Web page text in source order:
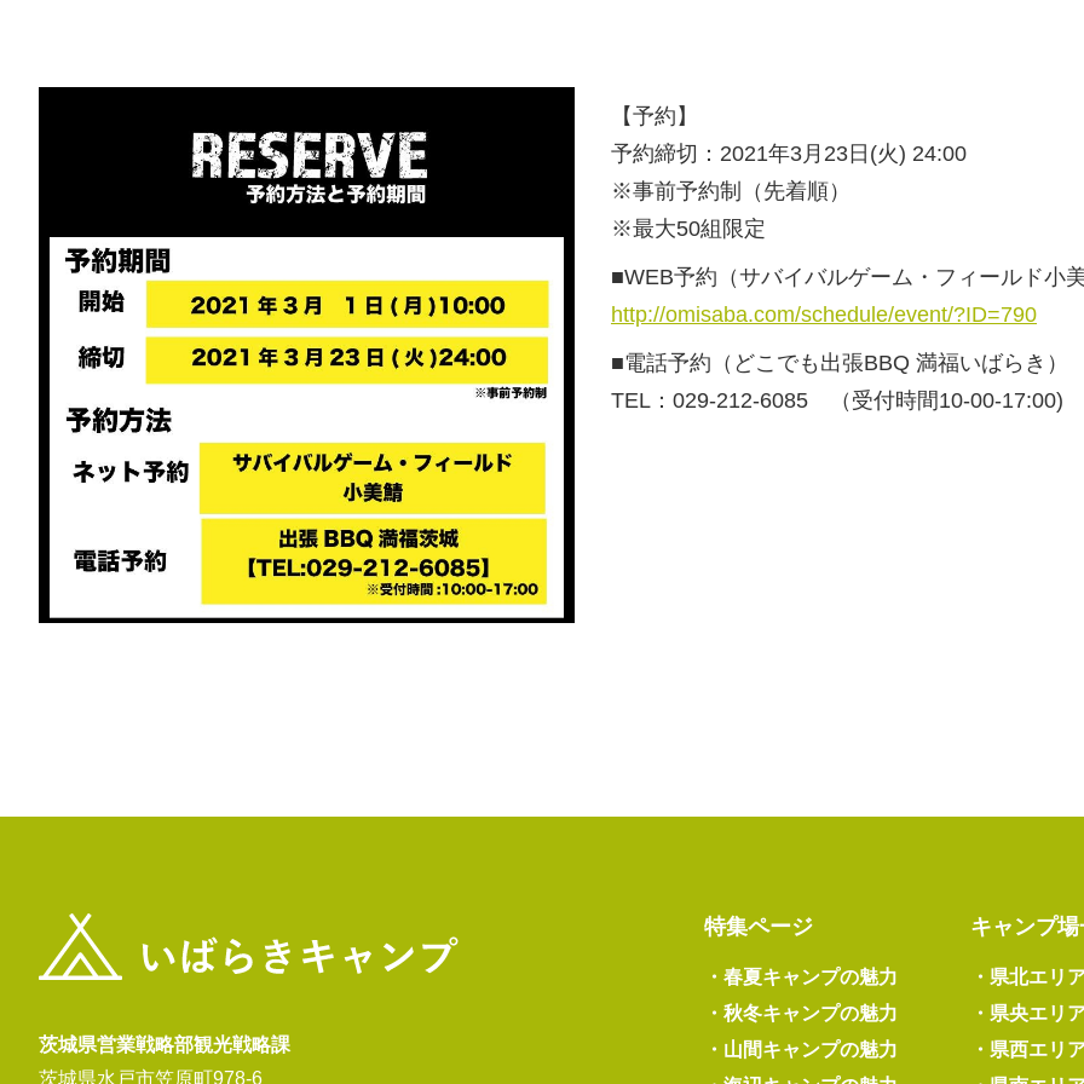
【予約】
予約締切：2021年3月23日(火) 24:00
※事前予約制（先着順）
※最大50組限定
■WEB予約（サバイバルゲーム・フィールド小
http://omisaba.com/schedule/event/?ID=790
■電話予約（どこでも出張BBQ 満福いばらき）
TEL：029-212-6085 （受付時間10-00-17:00)
茨城県営業戦略部観光戦略課
茨城県水戸市笠原町978-6
特集ページ
・ 春夏キャンプの魅力
・ 秋冬キャンプの魅力
・ 山間キャンプの魅力
キャンプ
・ 県北エリ
・ 県央エリ
・ 県西エリ